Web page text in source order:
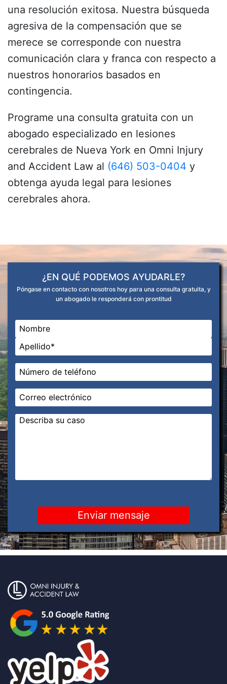
una resolución exitosa. Nuestra búsqueda
agresiva de la compensación que se
merece se corresponde con nuestra
comunicación clara y franca con respecto a
nuestros honorarios basados en
contingencia.
Programe una consulta gratuita con un
abogado especializado en lesiones
cerebrales de Nueva York en Omni Injury
and Accident Law al (646) 503-0404 y
obtenga ayuda legal para lesiones
cerebrales ahora.
¿EN QUÉ PODEMOS AYUDARLE?
Póngase en contacto con nosotros hoy para una consulta gratuita, y
un abogado le responderá con prontitud
Nombre
En primer lugar
Última
Teléfono*
Correo
electrónico*
Mensaje*